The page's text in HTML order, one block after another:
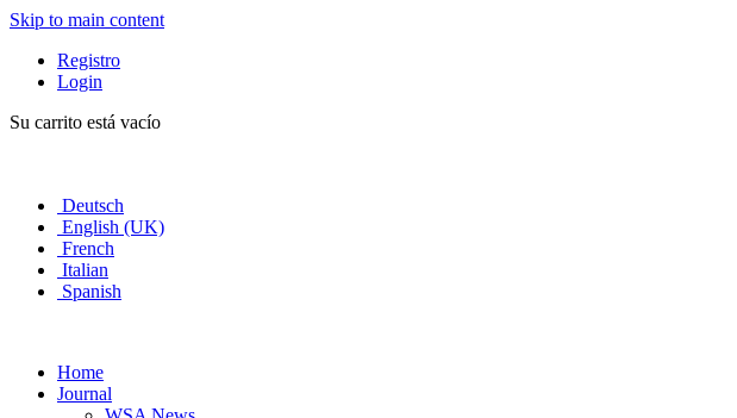
Skip to main content
Registro
Login
Su carrito está vacío
Deutsch
English (UK)
French
Italian
Spanish
Home
Journal